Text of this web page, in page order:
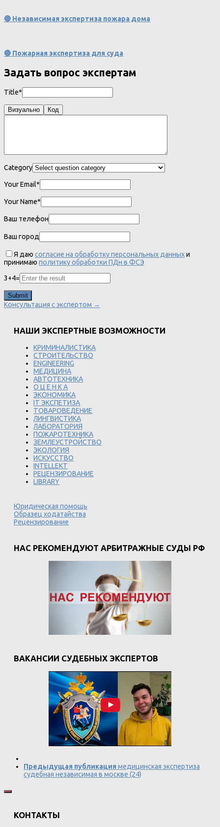
🔴 Независимая экспертиза пожара дома
🔴 Пожарная экспертиза для суда
Задать вопрос экспертам
Title*
Визуально Код
Category
Your Email*
Your Name*
Ваш телефон
Ваш город
Я даю согласие на обработку персональных данныхи
принимаю политику обработки ПДн в ФСЭ
3+4=
Консультация с экспертом →
НАШИ ЭКСПЕРТНЫЕ ВОЗМОЖНОСТИ
КРИМИНАЛИСТИКА
СТРОИТЕЛЬСТВО
ENGINEERING
МЕДИЦИНА
АВТОТЕХНИКА
О Ц Е Н К А
ЭКОНОМИКА
IT ЭКСПЕТИЗА
ТОВАРОВЕДЕНИЕ
ЛИНГВИСТИКА
ЛАБОРАТОРИЯ
ПОЖАРОТЕХНИКА
ЗЕМЛЕУСТРОЙСТВО
ЭКОЛОГИЯ
ИСКУССТВО
INTELLEKT
РЕЦЕНЗИРОВАНИЕ
LIBRARY
Юридическая помощь
Образец ходатайства
Рецензирование
НАС РЕКОМЕНДУЮТ АРБИТРАЖНЫЕ СУДЫ РФ
ВАКАНСИИ СУДЕБНЫХ ЭКСПЕРТОВ
Предыдущая публикация медицинская экспертиза
судебная независимая в москве (24)
КОНТАКТЫ